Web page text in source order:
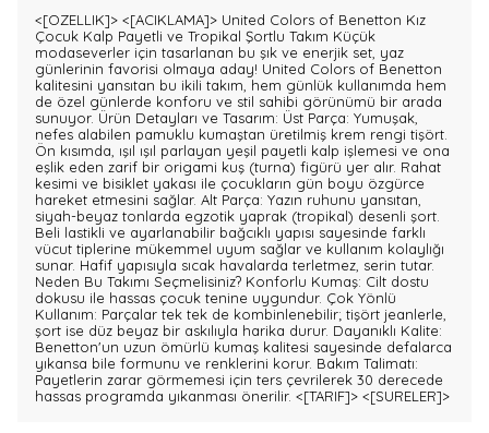
<[OZELLIK]> <[ACIKLAMA]> United Colors of Benetton Kız
Çocuk Kalp Payetli ve Tropikal Şortlu Takım Küçük
modaseverler için tasarlanan bu şık ve enerjik set, yaz
günlerinin favorisi olmaya aday! United Colors of Benetton
kalitesini yansıtan bu ikili takım, hem günlük kullanımda hem
de özel günlerde konforu ve stil sahibi görünümü bir arada
sunuyor. Ürün Detayları ve Tasarım: Üst Parça: Yumuşak,
nefes alabilen pamuklu kumaştan üretilmiş krem rengi tişört.
Ön kısımda, ışıl ışıl parlayan yeşil payetli kalp işlemesi ve ona
eşlik eden zarif bir origami kuş (turna) figürü yer alır. Rahat
kesimi ve bisiklet yakası ile çocukların gün boyu özgürce
hareket etmesini sağlar. Alt Parça: Yazın ruhunu yansıtan,
siyah-beyaz tonlarda egzotik yaprak (tropikal) desenli şort.
Beli lastikli ve ayarlanabilir bağcıklı yapısı sayesinde farklı
vücut tiplerine mükemmel uyum sağlar ve kullanım kolaylığı
sunar. Hafif yapısıyla sıcak havalarda terletmez, serin tutar.
Neden Bu Takımı Seçmelisiniz? Konforlu Kumaş: Cilt dostu
dokusu ile hassas çocuk tenine uygundur. Çok Yönlü
Kullanım: Parçalar tek tek de kombinlenebilir; tişört jeanlerle,
şort ise düz beyaz bir askılıyla harika durur. Dayanıklı Kalite:
Benetton'un uzun ömürlü kumaş kalitesi sayesinde defalarca
yıkansa bile formunu ve renklerini korur. Bakım Talimatı:
Payetlerin zarar görmemesi için ters çevrilerek 30 derecede
hassas programda yıkanması önerilir. <[TARIF]> <[SURELER]>